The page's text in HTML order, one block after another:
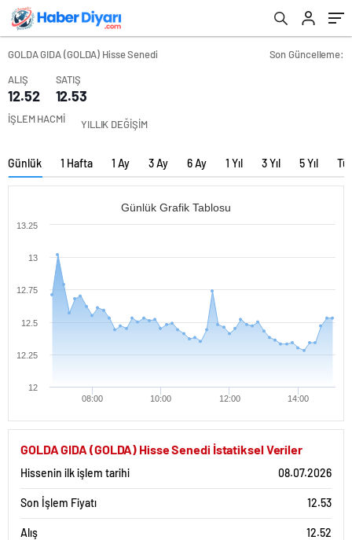
GOLDA GIDA (GOLDA) Hisse Senedi
Son Güncelleme:
ALIŞ
12.52
SATIŞ
12.53
İŞLEM HACMİ YILLIK DEĞİŞİM
Günlük 1 Hafta 1 Ay 3 Ay 6 Ay 1 Yıl 3 Yıl 5 Yıl
Günlük Grafik Tablosu
08:00 10:00 12:00 14:00
12
12.25
12.5
12.75
13
13.25
GOLDA GIDA (GOLDA) Hisse Senedi İstatiksel Veriler
Hissenin ilk işlem tarihi 08.07.2026
Son İşlem Fiyatı 12.53
Alış 12.52